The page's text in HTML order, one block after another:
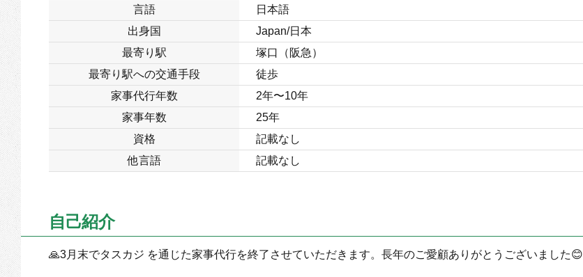
言語
日本語
出身国
Japan/日本
最寄り駅
塚口（阪急）
最寄り駅への交通手段
徒歩
家事代行年数
2年〜10年
家事年数
25年
資格
記載なし
他言語
記載なし
自己紹介
🙏3月末でタスカジ を通じた家事代行を終了させていただきます。長年のご愛顧ありがとうございました😊